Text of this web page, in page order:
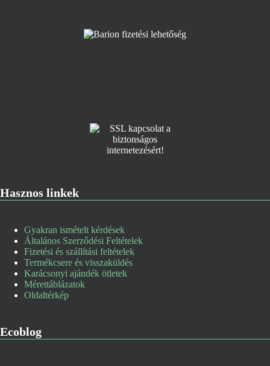
Hasznos linkek
Gyakran ismételt kérdések
Általános Szerződési Feltételek
Fizetési és szállítási feltételek
Termékcsere és visszaküldés
Karácsonyi ajándék ötletek
Mérettáblázatok
Oldaltérkép
Ecoblog